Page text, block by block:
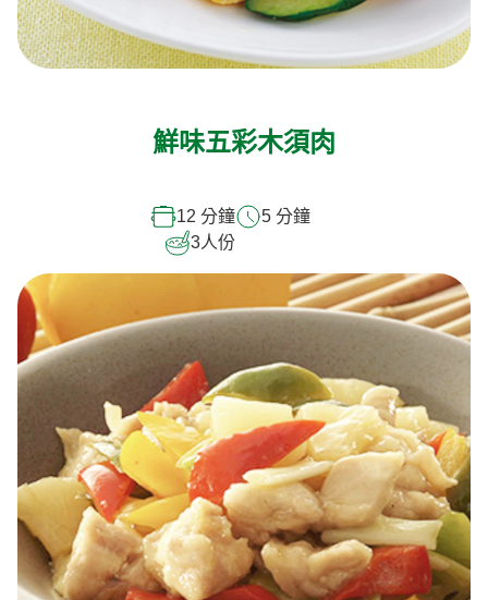
鮮味五彩木須肉
12 分鐘
5 分鐘
3人份